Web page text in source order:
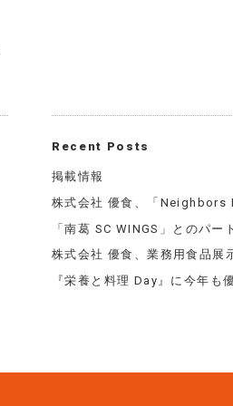
Recent Posts
掲載情報
株式会社 優食、「
「南葛 SC WINGS」とのパー
株式会社 優食、業務用食品展
『栄養と料理 Day』に今年も